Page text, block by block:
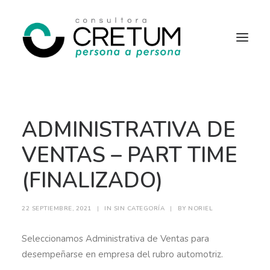
SERVICIOS
SOBRE NOSOTROS
CONTACTO
ADMINISTRATIVA DE
VENTAS – PART TIME
(FINALIZADO)
22 SEPTIEMBRE, 2021 | IN SIN CATEGORÍA | BY NORIEL
Seleccionamos Administrativa de Ventas para
desempeñarse en empresa del rubro automotriz.